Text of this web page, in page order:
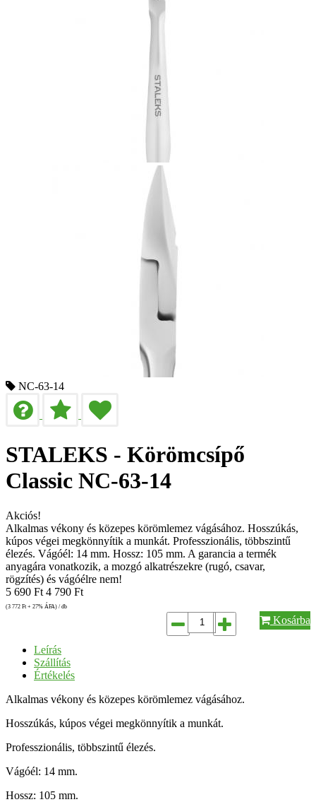
NC-63-14
STALEKS - Körömcsípő
Classic NC-63-14
Akciós!
Alkalmas vékony és közepes körömlemez vágásához. Hosszúkás,
kúpos végei megkönnyítik a munkát. Professzionális, többszintű
élezés. Vágóél: 14 mm. Hossz: 105 mm. A garancia a termék
anyagára vonatkozik, a mozgó alkatrészekre (rugó, csavar,
rögzítés) és vágóélre nem!
5 690 Ft 4 790 Ft
(3 772 Ft + 27% ÁFA) / db
Kosárba
Leírás
Szállítás
Értékelés
Alkalmas vékony és közepes körömlemez vágásához.
Hosszúkás, kúpos végei megkönnyítik a munkát.
Professzionális, többszintű élezés.
Vágóél: 14 mm.
Hossz: 105 mm.